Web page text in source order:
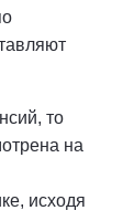
то
на
исходя